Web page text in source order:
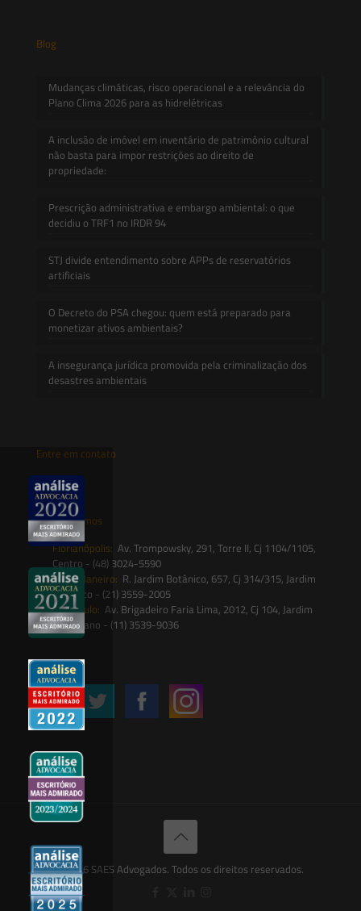
Blog
Mudanças climáticas, risco operacional e a relevância do
Plano Clima 2026 para as hidrelétricas
A inclusão de imóvel em inventário de patrimônio cultural
não basta para impor restrições ao direito de
propriedade:
Prescrição administrativa e embargo ambiental: o que
decidiu o TRF1 no IRDR 94
STJ divide entendimento sobre APPs de reservatórios
artificiais
O Decreto do PSA chegou: quem está preparado para
monetizar ativos ambientais?
A insegurança jurídica promovida pela criminalização dos
desastres ambientais
Entre em contato
contato@saesadvogados.com.br
Onde estamos
Florianópolis: Av. Trompowsky, 291, Torre II, Cj 1104/1105,
Centro - (48) 3024-5590
Rio de Janeiro: R. Jardim Botânico, 657, Cj 314/315, Jardim
Botânico - (21) 3559-2005
São Paulo: Av. Brigadeiro Faria Lima, 2012, Cj 104, Jardim
Paulistano - (11) 3539-9036
Siga-nos
© 2026 SAES Advogados. Todos os direitos reservados.